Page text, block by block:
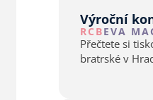
Výroční
RCBEVA
Přečtete si
bratrské v